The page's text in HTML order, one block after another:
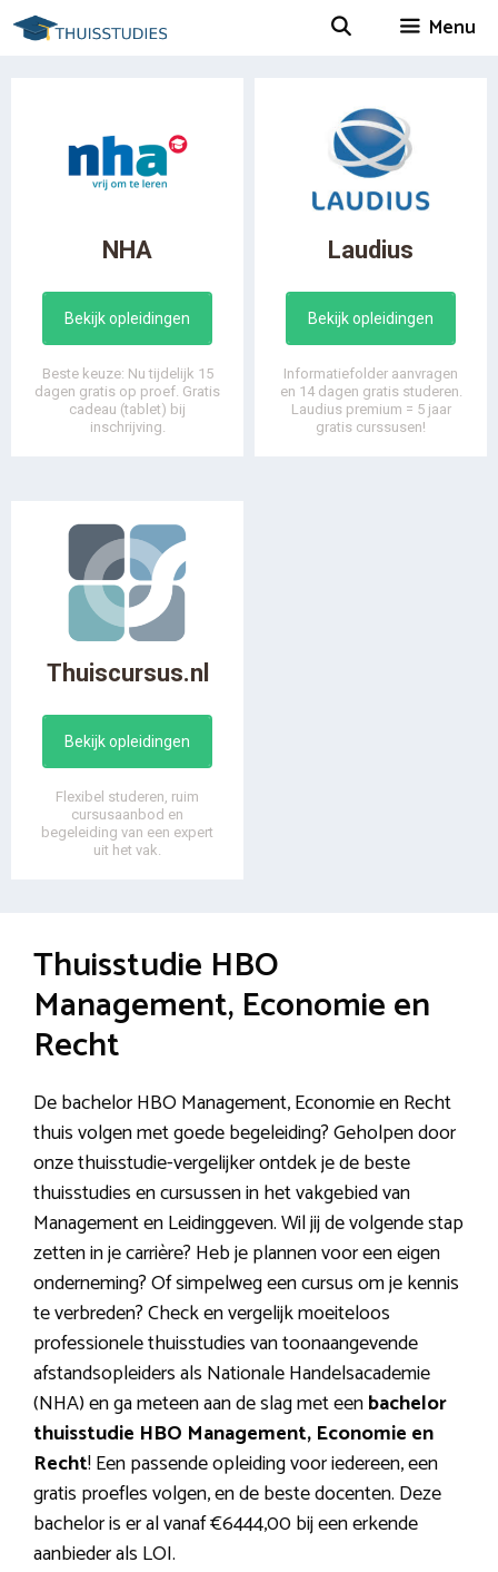
Spring
naar
Menu
NHA
Bekijk opleidingen
Beste keuze: Nu tijdelijk 15
dagen gratis op proef. Gratis
cadeau (tablet) bij
inschrijving.
Laudius
Bekijk opleidingen
Informatiefolder aanvragen
en 14 dagen gratis studeren.
Laudius premium = 5 jaar
gratis curssusen!
Thuiscursus.nl
Bekijk opleidingen
Flexibel studeren, ruim
cursusaanbod en
begeleiding van een expert
uit het vak.
Thuisstudie HBO
Management, Economie en
Recht
De bachelor HBO Management, Economie en Recht
thuis volgen met goede begeleiding? Geholpen door
onze thuisstudie-vergelijker ontdek je de beste
thuisstudies en cursussen in het vakgebied van
Management en Leidinggeven. Wil jij de volgende stap
zetten in je carrière? Heb je plannen voor een eigen
onderneming? Of simpelweg een cursus om je kennis
te verbreden? Check en vergelijk moeiteloos
professionele thuisstudies van toonaangevende
afstandsopleiders als Nationale Handelsacademie
(NHA) en ga meteen aan de slag met eenbachelor
thuisstudie HBO Management, Economie en
Recht! Een passende opleiding voor iedereen, een
gratis proefles volgen, en de beste docenten. Deze
bachelor is er al vanaf €6444,00 bij een erkende
aanbieder als LOI.